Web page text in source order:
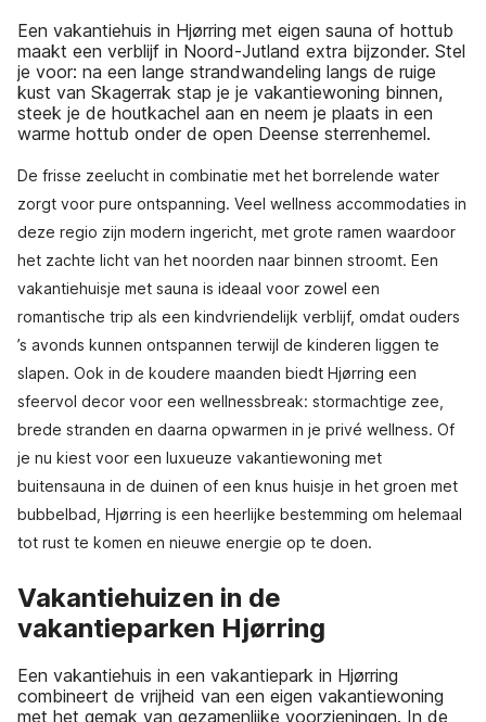
Een vakantiehuis in Hjørring met eigen sauna of hottub
maakt een verblijf in Noord-Jutland extra bijzonder. Stel
je voor: na een lange strandwandeling langs de ruige
kust van Skagerrak stap je je vakantiewoning binnen,
steek je de houtkachel aan en neem je plaats in een
warme hottub onder de open Deense sterrenhemel.
De frisse zeelucht in combinatie met het borrelende water
zorgt voor pure ontspanning. Veel wellness accommodaties in
deze regio zijn modern ingericht, met grote ramen waardoor
het zachte licht van het noorden naar binnen stroomt. Een
vakantiehuisje met sauna is ideaal voor zowel een
romantische trip als een kindvriendelijk verblijf, omdat ouders
’s avonds kunnen ontspannen terwijl de kinderen liggen te
slapen. Ook in de koudere maanden biedt Hjørring een
sfeervol decor voor een wellnessbreak: stormachtige zee,
brede stranden en daarna opwarmen in je privé wellness. Of
je nu kiest voor een luxueuze vakantiewoning met
buitensauna in de duinen of een knus huisje in het groen met
bubbelbad, Hjørring is een heerlijke bestemming om helemaal
tot rust te komen en nieuwe energie op te doen.
Vakantiehuizen in de
vakantieparken Hjørring
Een vakantiehuis in een vakantiepark in Hjørring
combineert de vrijheid van een eigen vakantiewoning
met het gemak van gezamenlijke voorzieningen. In de